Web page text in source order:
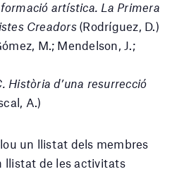
artística. La Primera
Creadors (Rodríguez, D.)
M.; Mendelson, J.;
Història d’una resurrecció
A.)
un llistat dels membres
llistat de les activitats